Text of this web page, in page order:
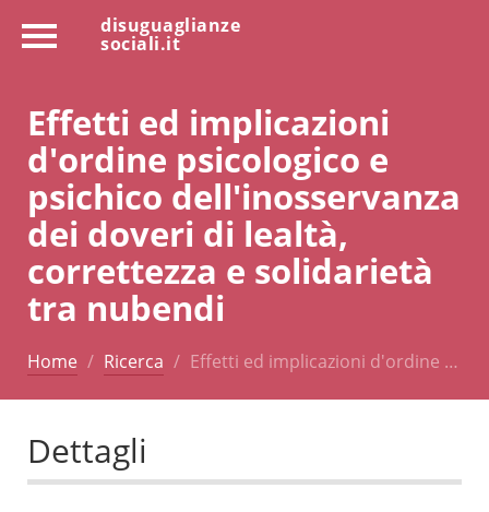
disuguaglianze
sociali.it
Effetti ed implicazioni
d'ordine psicologico e
psichico dell'inosservanza
dei doveri di lealtà,
correttezza e solidarietà
tra nubendi
Home Ricerca Effetti ed implicazioni d'ordine …
Dettagli